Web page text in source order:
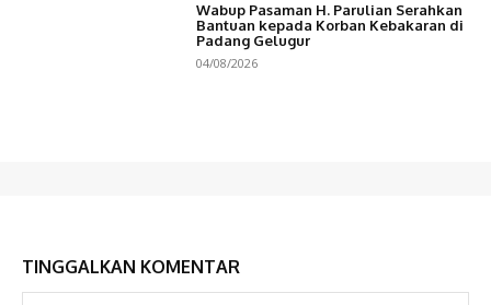
Wabup Pasaman H. Parulian Serahkan
Bantuan kepada Korban Kebakaran di
Padang Gelugur
04/08/2026
TINGGALKAN KOMENTAR